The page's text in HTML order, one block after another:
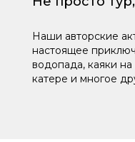
Наши авторские
настоящее
водопада, каяки
катере и многое